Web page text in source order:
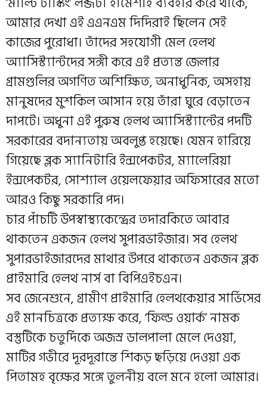
আমার দেখা এই এএনএম দিদিরাই ছিলেন সেই
কাজের পুরোধা। তাঁদের সহযোগী মেল হেলথ
অ্যাসিস্ট্যান্টদের সঙ্গী করে এই প্রত্যন্ত জেলার
গ্রামগুলির অগণিত অশিক্ষিত, অনাধুনিক, অসহায়
মানুষদের মুশকিল আসান হয়ে তাঁরা ঘুরে বেড়াতেন
দাপটে। অধুনা এই পুরুষ হেলথ অ্যাসিস্ট্যান্টের পদটি
সরকারের বদান্যতায় অবলুপ্ত হয়েছে। যেমন হারিয়ে
গিয়েছে ব্লক স্যানিটারি ইন্সপেকটর, ম্যালেরিয়া
ইন্সপেকটর, সোশ্যাল ওয়েলফেয়ার অফিসারের মতো
আরও কিছু সরকারি পদ।
চার পাঁচটি উপস্বাস্থ্যকেন্দ্রের তদারকিতে আবার
থাকতেন একজন হেলথ সুপারভাইজার। সব হেলথ
সুপারভাইজারদের মাথার উপরে থাকতেন একজন ব্লক
প্রাইমারি হেলথ নার্স বা বিপিএইচএন।
সব জেনেশুনে, গ্রামীণ প্রাইমারি হেলথকেয়ার সার্ভিসের
এই মানচিত্রকে প্রত্যক্ষ করে, ‘ফিল্ড ওয়ার্ক’ নামক
বস্তুটিকে চতুর্দিকে অজস্র ডালপালা মেলে দেওয়া,
মাটির গভীরে দূরদূরান্তে শিকড় ছড়িয়ে দেওয়া এক
পিতামহ বৃক্ষের সঙ্গে তুলনীয় বলে মনে হলো আমার।